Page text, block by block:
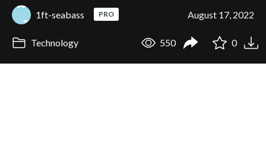
1ft-seabass PRO August 17, 2022
Technology 550 0